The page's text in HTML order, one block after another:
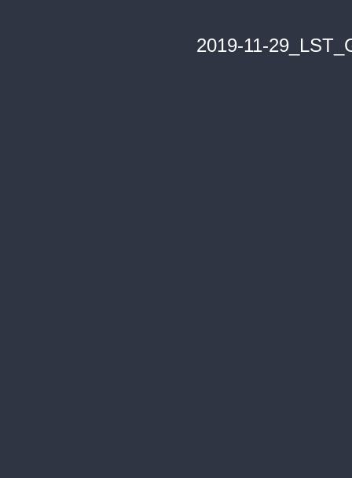
2019-11-